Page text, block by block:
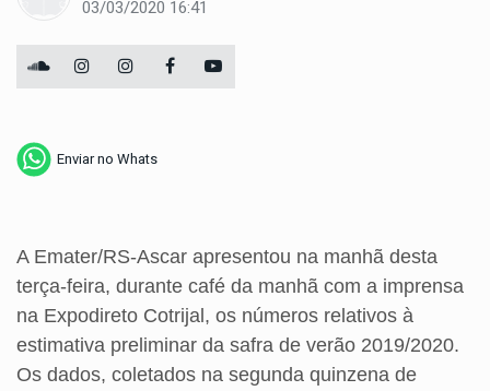
03/03/2020 16:41
Enviar no Whats
A Emater/RS-Ascar apresentou na manhã desta
terça-feira, durante café da manhã com a imprensa
na Expodireto Cotrijal, os números relativos à
estimativa preliminar da safra de verão 2019/2020.
Os dados, coletados na segunda quinzena de